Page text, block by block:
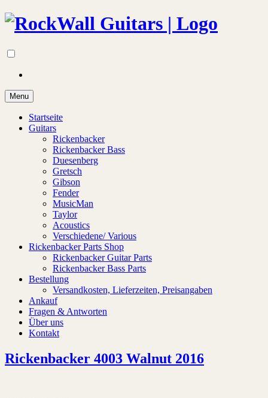
Menu
Startseite
Guitars
Rickenbacker
Rickenbacker Bass
Duesenberg
Gretsch
Gibson
Fender
MusicMan
Taylor
Acoustics
Verschiedene/ Various
Rickenbacker Parts Shop
Rickenbacker Guitar Parts
Rickenbacker Bass Parts
Bestellung
Versandkosten, Lieferzeiten, Preisangaben
Ankauf
Fragen & Antworten
Über uns
Kontakt
Rickenbacker 4003 Walnut 2016